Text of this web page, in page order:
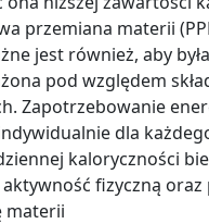
przemiana materii
jest również, aby
pod względem
Zapotrzebowanie
dla
kaloryczności
aktywność fizyczną
materii